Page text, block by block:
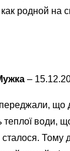
родной на
–
що
води,
Тому